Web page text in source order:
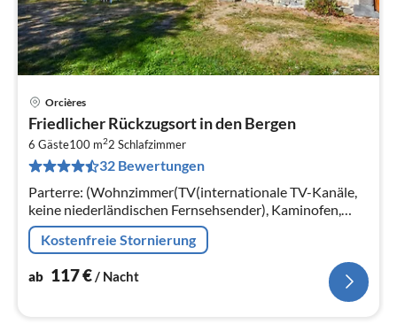
Orcières
Friedlicher Rückzugsort in den Bergen
6 Gäste100 m22 Schlafzimmer
32 Bewertungen
Parterre: (Wohnzimmer(TV(internationale TV-Kanäle,
keine niederländischen Fernsehsender), Kaminofen,
Sitzecke, DVD-Spieler, Stereoanlage)
Kostenfreie Stornierung
ab 117€/ Nacht